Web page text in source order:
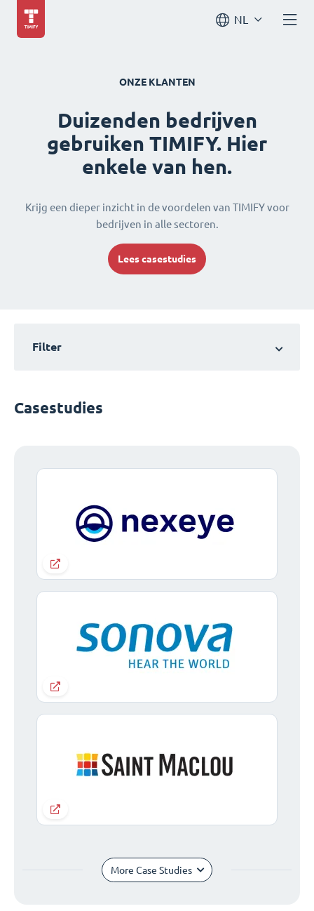
NL
ONZE KLANTEN
Duizenden bedrijven
gebruiken TIMIFY. Hier
enkele van hen.
Krijg een dieper inzicht in de voordelen van TIMIFY voor
bedrijven in alle sectoren.
Lees casestudies
Filter
Casestudies
More Case Studies